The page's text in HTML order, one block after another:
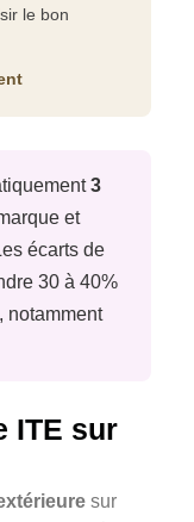
le bon
3
et
écarts de
30 à 40%
notamment
ITE sur
sur